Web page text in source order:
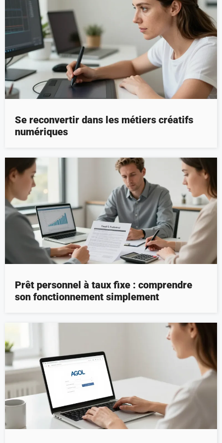
Se reconvertir dans les métiers créatifs
numériques
Prêt personnel à taux fixe : comprendre
son fonctionnement simplement